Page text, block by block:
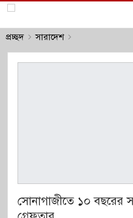
প্রচ্ছদ সারাদেশ
সোনাগাজীতে ১০ বছরের